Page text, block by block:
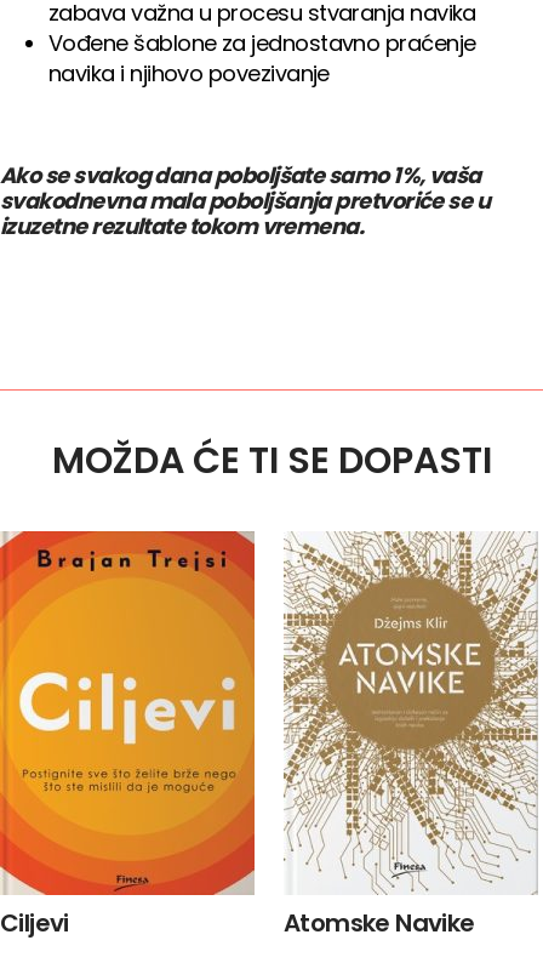
zabava važna u procesu stvaranja navika
Vođene šablone za jednostavno praćenje
navika i njihovo povezivanje
Ako se svakog dana poboljšate samo 1%, vaša
svakodnevna mala poboljšanja pretvoriće se u
izuzetne rezultate tokom vremena.
MOŽDA ĆE TI SE DOPASTI
Ciljevi Atomske Navike